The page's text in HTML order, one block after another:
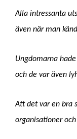
Alla intressanta
även när man
Ungdomarna
och de var även
Att det var en bra
organisationer